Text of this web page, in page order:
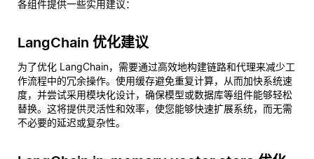
各组件提供一些实用建议：
LangChain 优化建议
为了优化 LangChain，需要通过高效地构建链路和代理来减少工
作流程中的冗余操作。使用缓存避免重复计算，从而加快系统速
度，并尝试采用模块化设计，确保模型或数据库等组件能够轻松
替换。这将提供灵活性和效率，使您能够快速扩展系统，而无需
不必要的延迟或复杂性。